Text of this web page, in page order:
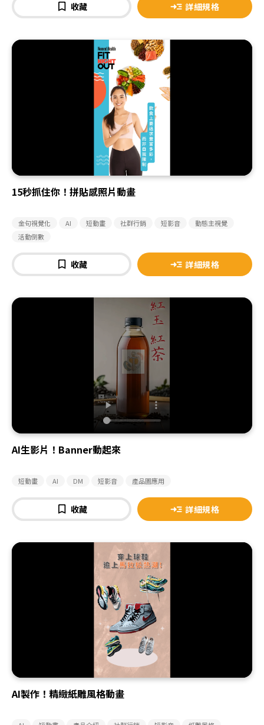
收藏 詳細規格
15秒抓住你！拼貼感照片動畫
金句視覺化 AI 短動畫 社群行銷 短影音
動態主視覺
活動倒數
收藏 詳細規格
AI生影片！Banner動起來
短動畫 AI DM 短影音 產品圖應用
收藏 詳細規格
AI製作！精緻紙雕風格動畫